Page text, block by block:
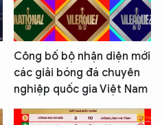
Công bố bộ nhận diện mới
các giải bóng đá chuyên
nghiệp quốc gia Việt Nam